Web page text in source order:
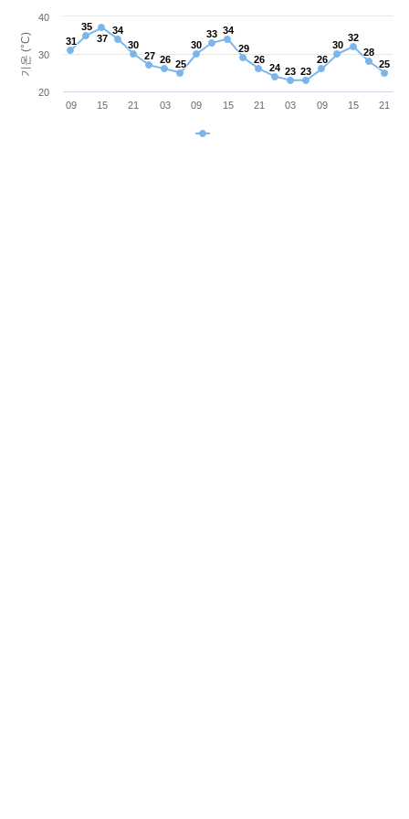
기온 (°C) 31
31
35
35
37
37
34
34
30
30
27
27 26
26 25
25
30
30
33
33 34
34
29
29
26
26
24
24 23
23 23
23
26
26
30
30
32
32
28
28
25
25
09 15 21 03 09 15 21 03 09 15 21
20
30
40